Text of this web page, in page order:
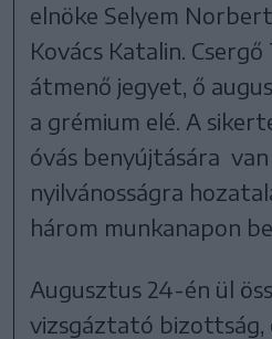
elnöke Selyem
Kovács Katalin.
átmenő jegyet, ő
a grémium elé. A
óvás benyújtására
nyilvánosságra
három munkanapon
Augusztus 24-én ül
vizsgáztató bizottság,